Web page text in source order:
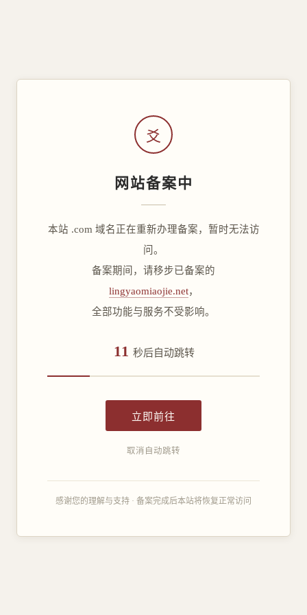
爻
网站备案中
本站 .com 域名正在重新办理备案，暂时无法访
问。
备案期间，请移步已备案的
lingyaomiaojie.net，
全部功能与服务不受影响。
11 秒后自动跳转
立即前往
取消自动跳转
感谢您的理解与支持 · 备案完成后本站将恢复正常访问